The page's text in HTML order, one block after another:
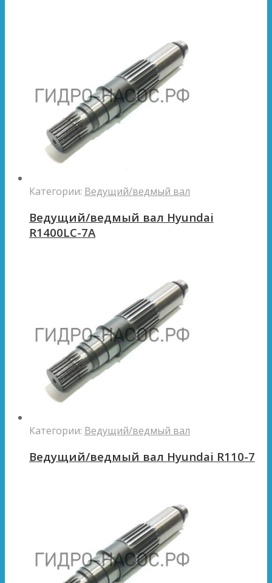
Категории: Ведущий/ведмый вал
Ведущий/ведмый вал Hyundai
R1400LC-7A
Категории: Ведущий/ведмый вал
Ведущий/ведмый вал Hyundai R110-7